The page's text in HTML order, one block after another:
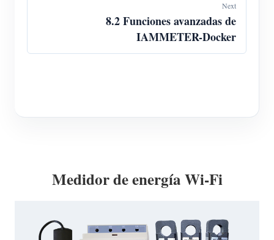
Noticias
Actividades IAMMETER
Foro
Next
8.2 Funciones avanzadas de
IAMMETER-Docker
Medidor de energía Wi-Fi